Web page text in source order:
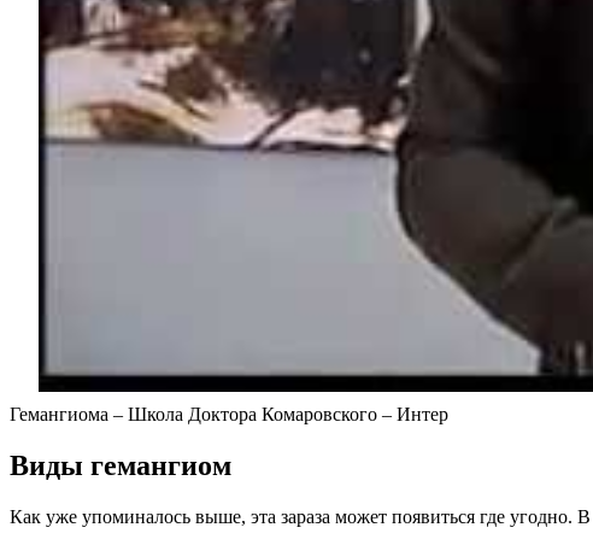
Гемангиома – Школа Доктора Комаровского – Интер
Виды гемангиом
Как уже упоминалось выше, эта зараза может появиться где